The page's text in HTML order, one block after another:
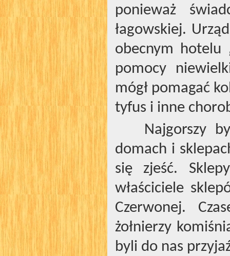
ponieważ
łagowskiej.
obecnym hotelu
pomocy
mógł pomagać
tyfus i inne
Najgorszy
domach i
się zjeść.
właściciele
Czerwonej.
żołnierzy
byli do nas